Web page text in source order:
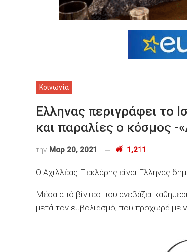
Κοινωνία
Ελληνας περιγράφει το
και παραλίες ο κόσμος -
την Μαρ 20, 2021 1,211
Ο Αχιλλέας Πεκλάρης είναι Έλληνας
Μέσα από βίντεο που ανεβάζει
μετά τον εμβολιασμό, που προχωρά με